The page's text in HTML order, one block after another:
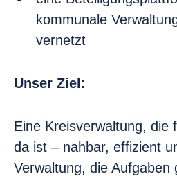
kommunale
vernetzt
Unser Ziel:
Eine Kreisverwaltung, die
da ist – nahbar, effizient
Verwaltung, die Aufgaben